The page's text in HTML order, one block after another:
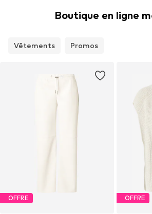
Boutique en ligne
Vêtements Promos
OFFRE OFFRE